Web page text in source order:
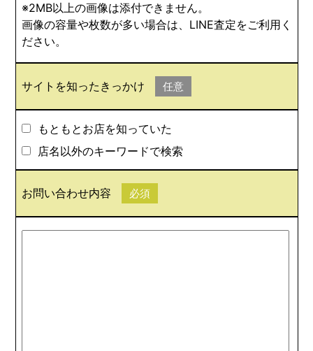
※2MB以上の画像は添付できません。
画像の容量や枚数が多い場合は、LINE査定をご利用く
ださい。
サイトを知ったきっかけ 任意
もともとお店を知っていた
店名以外のキーワードで検索
お問い合わせ内容 必須